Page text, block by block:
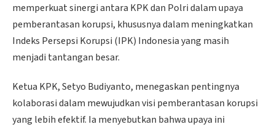
memperkuat sinergi antara KPK dan Polri dalam upaya
pemberantasan korupsi, khususnya dalam meningkatkan
Indeks Persepsi Korupsi (IPK) Indonesia yang masih
menjadi tantangan besar.
Ketua KPK, Setyo Budiyanto, menegaskan pentingnya
kolaborasi dalam mewujudkan visi pemberantasan korupsi
yang lebih efektif. Ia menyebutkan bahwa upaya ini